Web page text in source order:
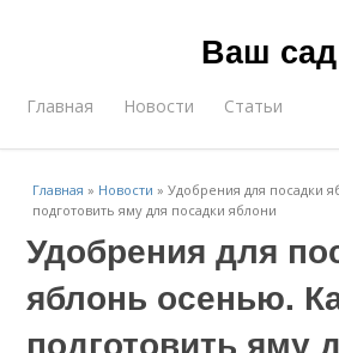
Ваш сад
Главная Новости Статьи
Главная » Новости »Удобрения для посадки
подготовить яму для посадки яблони
Удобрения для
яблонь осенью.
подготовить яму